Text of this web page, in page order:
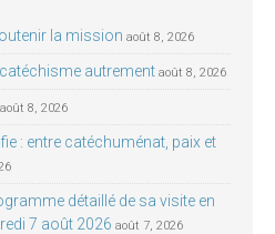
la mission août 8, 2026
autrement août 8, 2026
août 8, 2026
: entre catéchuménat, paix et
détaillé de sa visite en
7 août 2026 août 7, 2026